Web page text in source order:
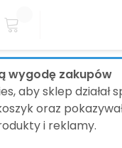
wygodę zakupów
aby sklep działał
oraz
i reklamy.